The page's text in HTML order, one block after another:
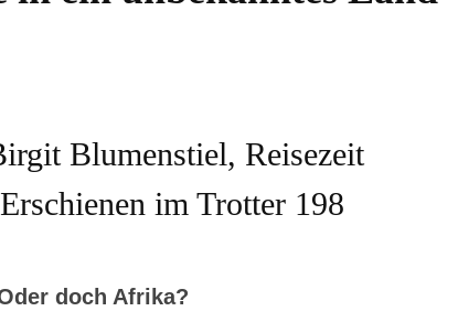
Blumenstiel, Reisezeit
im Trotter 198
doch Afrika?